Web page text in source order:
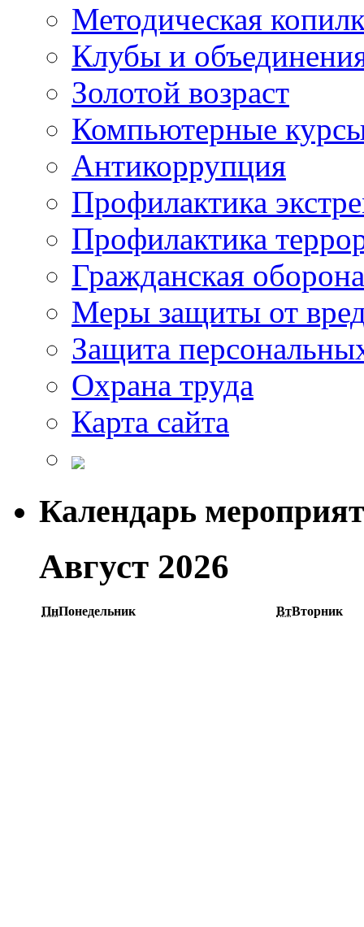
Методическая
Клубы и
Золотой возраст
Компьютерные
Антикоррупция
Профилактика
Профилактика
Гражданская оборона
Меры защиты от
Защита
Охрана труда
Карта сайта
Календарь
Август 2026
ПнПонедельник ВтВторник